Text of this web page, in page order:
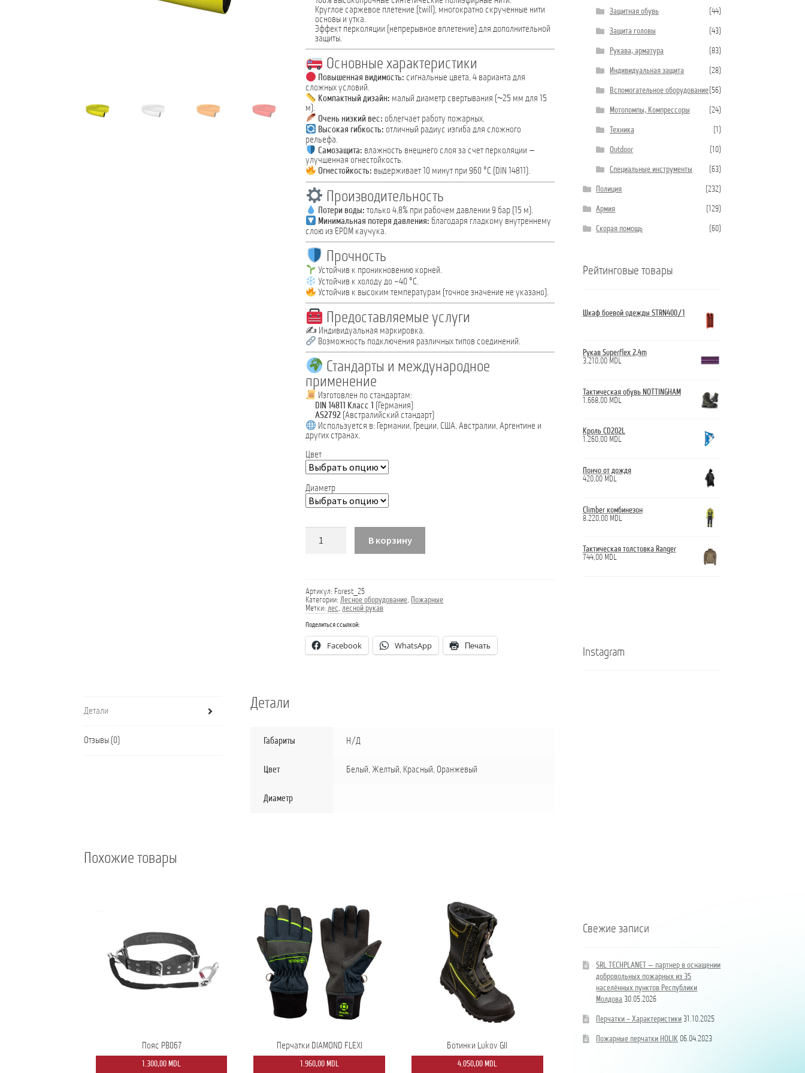
Круглое саржевое плетение (twill), многократно скрученные нити
основы и утка.
Эффект перколяции (непрерывное вплетение) для дополнительной
защиты.
Основные характеристики
Повышенная видимость: сигнальные цвета, 4 варианта для
сложных условий.
Компактный дизайн: малый диаметр свертывания (~25 мм для 15
м).
Очень низкий вес: облегчает работу пожарных.
Высокая гибкость: отличный радиус изгиба для сложного
рельефа.
Самозащита: влажность внешнего слоя за счет перколяции —
улучшенная огнестойкость.
Огнестойкость: выдерживает 10 минут при 960 °C (DIN 14811).
Производительность
Потери воды: только 4,8% при рабочем давлении 9 бар (15 м).
Минимальная потеря давления: благодаря гладкому внутреннему
слою из EPDM каучука.
Прочность
Устойчив к проникновению корней.
Устойчив к холоду до –40 °C.
Устойчив к высоким температурам (точное значение не указано).
Предоставляемые услуги
✍️ Индивидуальная маркировка.
Возможность подключения различных типов соединений.
Стандарты и международное
применение
Изготовлен по стандартам:
DIN 14811 Класс 1
(Германия)
AS2792 (Австралийский стандарт)
Используется в: Германии, Греции, США, Австралии, Аргентине и
других странах.
Цвет
Диаметр
товара
В корзину
Артикул: Forest_25
Категории:Лесное оборудование, Пожарные
Метки:лес,лесной рукав
Поделиться ссылкой:
Facebook WhatsApp Печать
Детали
Отзывы (0)
Детали
Габариты Н/Д
Цвет Белый,Желтый, Красный, Оранжевый
Диаметр
Похожие товары
Пояс PB067
1.300,00MDL
Перчатки DIAMOND FLEXI
1.960,00 MDL
Ботинки Lukov GII
4.050,00 MDL
Защитная обувь (44)
Защита головы (43)
Рукава, арматура (83)
Индивидуальная защита (28)
Вспомогательное оборудование (56)
Мотопомпы, Компрессоры (24)
Техника
Outdoor (10)
Специальные инструменты (63)
Полиция (232)
Армия (129)
Скорая помощь (60)
Рейтинговые товары
Шкаф боевой одежды STRN400/1
Рукав Superflex 2,4m
3.210,00 MDL
Тактическая обувь NOTTINGHAM
1.668,00 MDL
Кроль CD202L
1.260,00 MDL
Пончо от дождя
420,00 MDL
Climber комбинезон
8.220,00 MDL
Тактическая толстовка Ranger
744,00 MDL
Instagram
Свежие записи
SRL TECHPLANET — партнер в оснащении
добровольных пожарных из 35
населённых пунктов Республики
Молдова 30.05.2026
Перчатки – Характеристики 31.10.2025
Пожарные перчатки HOLIK 06.04.2023